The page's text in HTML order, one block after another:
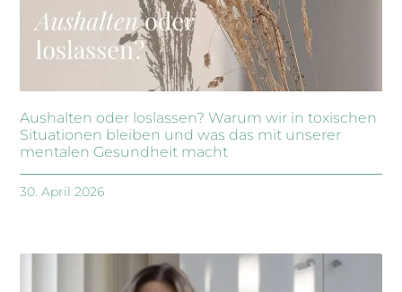
Aushalten oder loslassen? Warum wir in toxischen
Situationen bleiben und was das mit unserer
mentalen Gesundheit macht
30. April 2026